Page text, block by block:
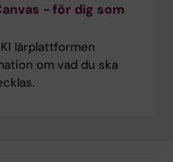
- för dig som
lärplattformen
om vad du ska